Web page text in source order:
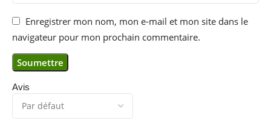
Avis
Enregistrer mon nom, mon e-mail et mon site dans le
navigateur pour mon prochain commentaire.